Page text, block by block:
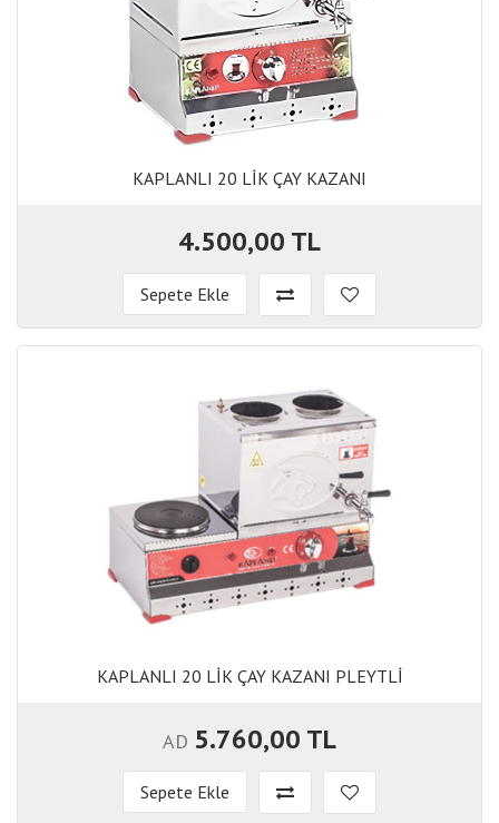
KAPLANLI 20 LİK ÇAY KAZANI
4.500,00 TL
KAPLANLI 20 LİK ÇAY KAZANI
Sepete Ekle
KAPLANLI 20 LİK ÇAY KAZANI PLEYTLİ
AD 5.760,00 TL
Sepete Ekle